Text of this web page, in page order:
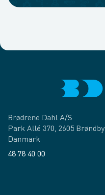
Brødrene Dahl A/S
Park Allé 370, 2605 Brøndby
Danmark
48 78 40 00